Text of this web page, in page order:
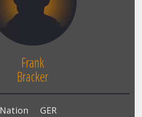
Frank
Bracker
Nation
GER